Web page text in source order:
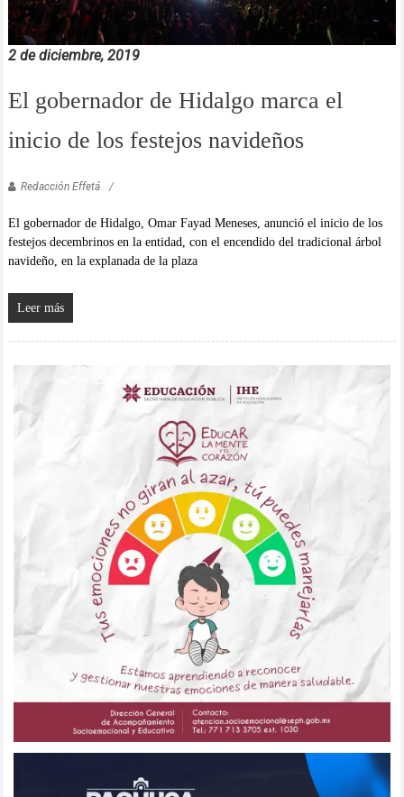
2 de diciembre, 2019
El gobernador de Hidalgo marca el
inicio de los festejos navideños
Redacción Effetá
El gobernador de Hidalgo, Omar Fayad Meneses, anunció el inicio de los
festejos decembrinos en la entidad, con el encendido del tradicional árbol
navideño, en la explanada de la plaza
Leer más